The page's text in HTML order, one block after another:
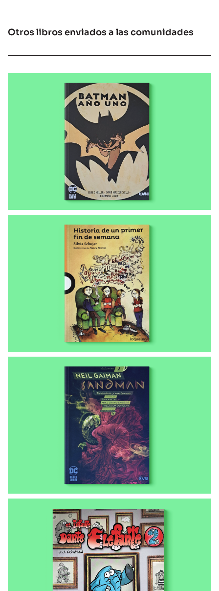
Otros libros enviados a las comunidades
LIBROS ENVIADOS A LAS COMUNIDADES
Batman Año Uno
LIBROS ENVIADOS A LAS COMUNIDADES
Historia del primer fin de semana
LIBROS ENVIADOS A LAS COMUNIDADES
Sandman. Preludios y nocturnos
LIBROS ENVIADOS A LAS COMUNIDADES
El infante Dante Elefante 2